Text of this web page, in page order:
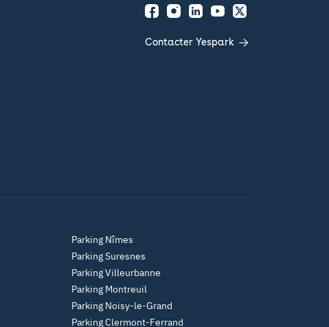
FacebookInstagramLinkedInYouTubeTwitter
Contacter Yespark
Parking Nîmes
Parking Suresnes
Parking Villeurbanne
Parking Montreuil
Parking Noisy-le-Grand
Parking Clermont-Ferrand